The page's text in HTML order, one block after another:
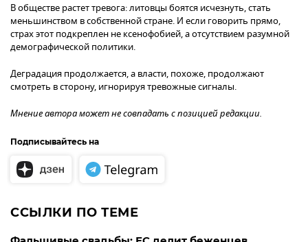
В обществе растет тревога: литовцы боятся исчезнуть, стать
меньшинством в собственной стране. И если говорить прямо,
страх этот подкреплен не ксенофобией, а отсутствием разумной
демографической политики.
Деградация продолжается, а власти, похоже, продолжают
смотреть в сторону, игнорируя тревожные сигналы.
Мнение автора может не совпадать с позицией редакции.
Подписывайтесь на
ССЫЛКИ ПО ТЕМЕ